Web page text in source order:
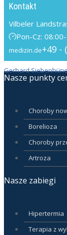
Kontakt
Vilbeler
Pon-Cz:
medizin.de+49 -
Gerhard
Nasze punkty
Choroby
Borelioza
Choroby
Artroza
Nasze zabiegi
Hipertermia
Terapia z